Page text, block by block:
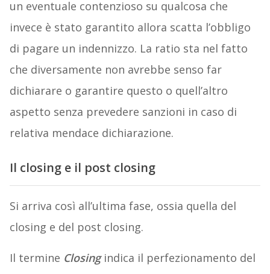
un eventuale contenzioso su qualcosa che
invece è stato garantito allora scatta l’obbligo
di pagare un indennizzo. La ratio sta nel fatto
che diversamente non avrebbe senso far
dichiarare o garantire questo o quell’altro
aspetto senza prevedere sanzioni in caso di
relativa mendace dichiarazione.
Il closing e il post closing
Si arriva così all’ultima fase, ossia quella del
closing e del post closing.
Il termine Closing indica il perfezionamento del